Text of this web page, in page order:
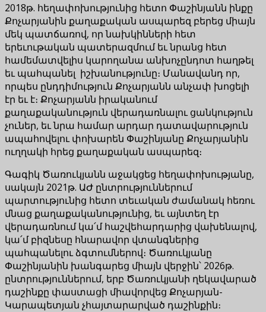
2018թ. հեղափոխությունից հետո Փաշինյանն ինքը
Քոչարյանին քաղաքական ասպարեզ բերեց միայն
մեկ պատճառով, որ նախկինների հետ
երեւութական պատերազմում եւ նրանց հետ
համեմատվելիս կարողանա անխոչընդոտ հաղթել
եւ պահպանել իշխանությունը։ Մանավանդ որ,
որպես ընդդիմություն Քոչարյանն անչափ խոցելի
էր եւ է։ Քոչարյանն իրականում
քաղաքականություն վերադառնալու ցանկություն
չուներ, եւ նրա համար արդար դատավարություն
ապահովելու փոխարեն Փաշինյանը Քոչարյանին
ուղղակի հրեց քաղաքական ասպարեզ։
Գագիկ Ծառուկյանն աջակցեց հեղափոխությանը,
սակայն 2021թ. ԱԺ ընտրություններում
պարտությունից հետո տեւական ժամանակ հեռու
մնաց քաղաքականությունից, եւ այնտեղ էր
վերադառնում կա՛մ հաշվեհարդարից վախենալով,
կա՛մ բիզնեսը հնարավոր վտանգներից
պահպանելու ձգտումներով։ Ծառուկյանը
Փաշինյանին խանգարեց միայն վերջին՝ 2026թ.
ընտրություններում, երբ Ծառուկյանի ղեկավարած
դաշինքը փաստացի միավորվեց Քոչարյան-
Կարապետյան չհայտարարված դաշինքին։